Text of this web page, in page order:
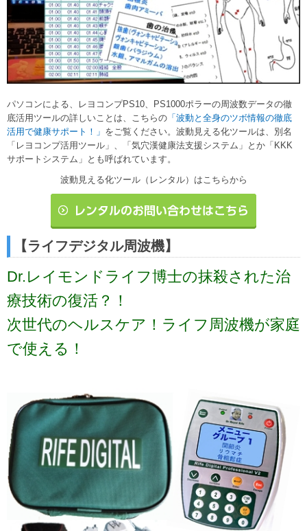
パソコンによる、レヨコンプPS10、PS1000ポラーの周波数データの徹
底活用ツールの詳しいことは、こちらの 「波動と全身のツボ情報の徹底
活用で健康サポート！」 をご覧ください。 波動見える化ツールは、別名
「レヨコンプ活用ツール」、「気穴漢健康法支援システム」とか「KKK
サポートシステム」とも呼ばれています。
波動見える化ツール（レンタル）はこちらから
【ライフデジタル周波機】
Dr.レイモンドライフ博士の抹殺された治
療技術の復活？！
次世代のヘルスケア！ライフ周波機が家庭
で使える！